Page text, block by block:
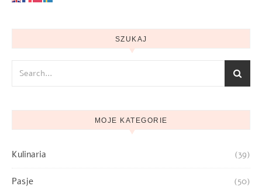
SZUKAJ
MOJE KATEGORIE
Kulinaria (39)
Pasje (50)